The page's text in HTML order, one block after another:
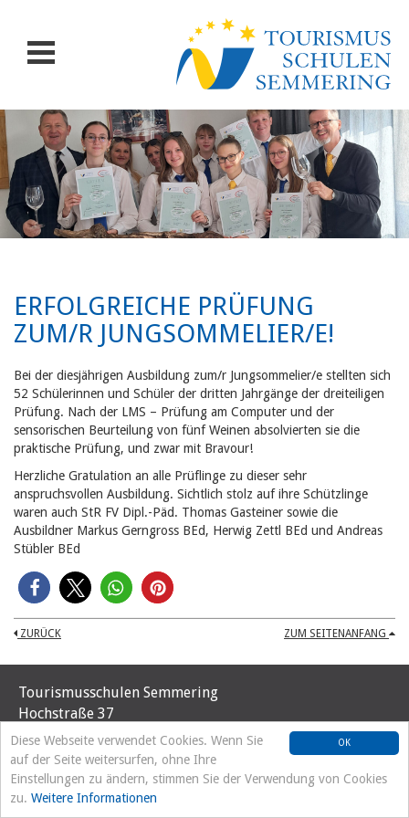
OK
Diese Webseite verwendet Cookies. Wenn Sie
auf der Seite weitersurfen, ohne Ihre
Einstellungen zu ändern, stimmen Sie der Verwendung von Cookies
zu. Weitere Informationen
ERFOLGREICHE PRÜFUNG
ZUM/R JUNGSOMMELIER/E!
Bei der diesjährigen Ausbildung zum/r Jungsommelier/e stellten sich
52 Schülerinnen und Schüler der dritten Jahrgänge der dreiteiligen
Prüfung. Nach der LMS – Prüfung am Computer und der
sensorischen Beurteilung von fünf Weinen absolvierten sie die
praktische Prüfung, und zwar mit Bravour!
Herzliche Gratulation an alle Prüflinge zu dieser sehr
anspruchsvollen Ausbildung. Sichtlich stolz auf ihre Schützlinge
waren auch StR FV Dipl.-Päd. Thomas Gasteiner sowie die
Ausbildner Markus Gerngross BEd, Herwig Zettl BEd und Andreas
Stübler BEd
ZURÜCK ZUM SEITENANFANG
Tourismusschulen Semmering
Hochstraße 37
A-2680 Semmering
Tel. +43 2664/8192
office@tourismusschulen-semmering.at